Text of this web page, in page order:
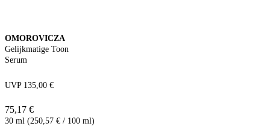
OMOROVICZA
Gelijkmatige Toon
Serum
UVP 135,00 €
75,17 €
30 ml (250,57 € / 100 ml)